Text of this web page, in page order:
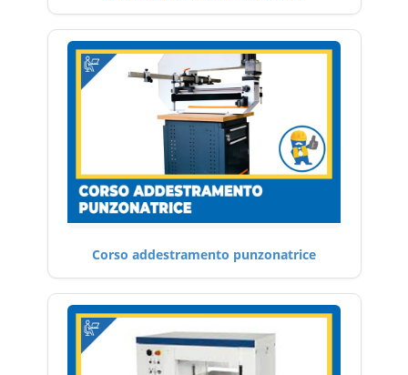
Corso addestramento punzonatrice